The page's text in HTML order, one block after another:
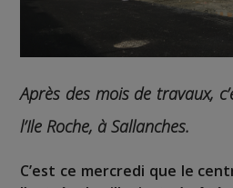
Après des mois de travaux,
l’Ile Roche, à Sallanches.
C’est ce mercredi que le